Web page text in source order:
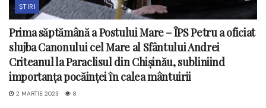
ȘTIRI
Prima săptămână a Postului Mare – ÎPS Petru a oficiat
slujba Canonului cel Mare al Sfântului Andrei
Criteanul la Paraclisul din Chișinău, subliniind
importanța pocăinței în calea mântuirii
2 MARTIE 2023 8